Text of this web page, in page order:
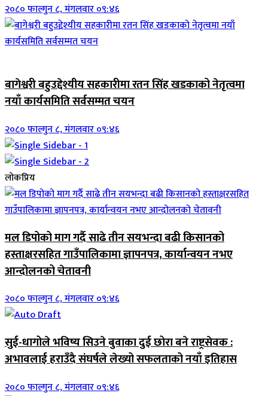
२०८० फाल्गुन ८, मंगलवार ०९:४६
बागेश्वरी बहुउद्देश्यीय सहकारीमा रतन सिंह खडकाको नेतृत्वमा
नयाँ कार्यसमिति सर्वसम्मत चयन
२०८० फाल्गुन ८, मंगलवार ०९:४६
लोकप्रिय
मल डिपोको माग गर्दै साढे तीन सयभन्दा बढी किसानको
हस्ताक्षरसहित गाउँपालिकामा ज्ञापनपत्र, कार्यान्वयन नभए
आन्दोलनको चेतावनी
२०८० फाल्गुन ८, मंगलवार ०९:४६
सुई-धागोले भविष्य सिउने बुवाका दुई छोरा बने राष्ट्रसेवक :
अभावलाई हराउँदै संघर्षले लेख्यो सफलताको नयाँ इतिहास
२०८० फाल्गुन ८, मंगलवार ०९:४६